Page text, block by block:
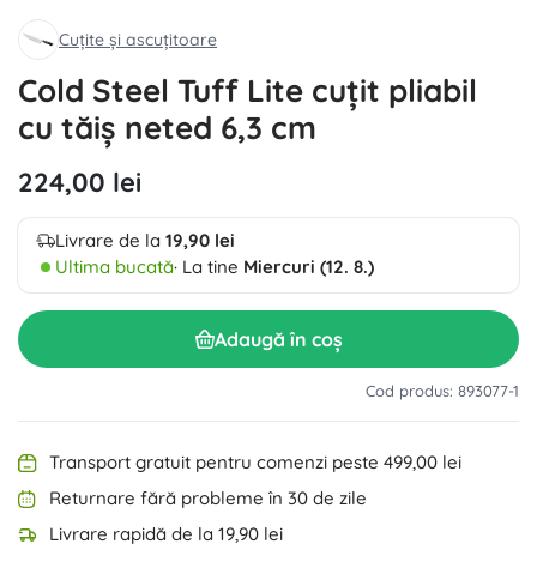
Cuțite și ascuțitoare
Cold Steel Tuff Lite cuțit pliabil
cu tăiș neted 6,3 cm
224,00 lei
Livrare de la 19,90 lei
Ultima bucată· La tine Miercuri (12. 8.)
Adaugă în coș
Cod produs: 893077-1
Transport gratuit pentru comenzi peste 499,00 lei
Returnare fără probleme în 30 de zile
Livrare rapidă de la 19,90 lei